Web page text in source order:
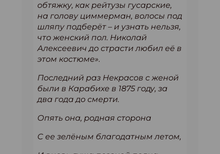
обтяжку, как рейтузы гусарские,
на голову циммерман, волосы под
шляпу подберёт – и узнать нельзя,
что женский пол. Николай
Алексеевич до страсти любил её в
этом костюме».
Последний раз Некрасов с женой
были в Карабихе в 1875 году, за
два года до смерти.
Опять она, родная сторона
С ее зелёным благодатным летом,